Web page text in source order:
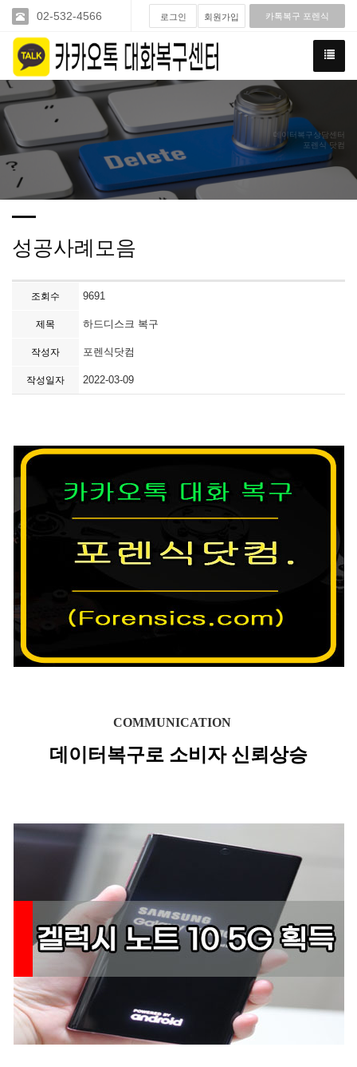
02-532-4566 로그인 회원가입 카톡복구 포렌식
데이터복구상담센터
포렌식 닷컴
성공사례모음
조회수 9691
제목 하드디스크 복구
작성자 포렌식닷컴
작성일자 2022-03-09
COMMUNICATION
데이터복구로 소비자 신뢰상승